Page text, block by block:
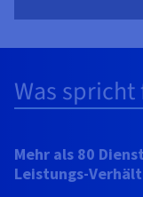
Was spricht
Mehr als 80
Leistungs-